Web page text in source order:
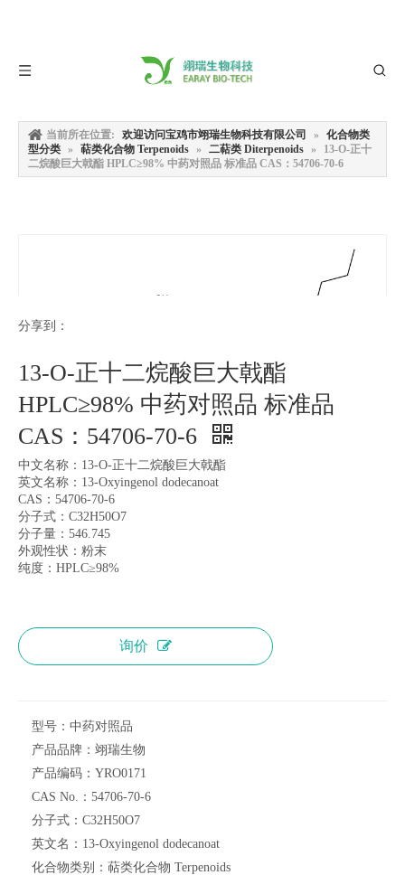
当前所在位置: 欢迎访问宝鸡市翊瑞生物科技有限公司 »
化合物类
型分类 » 萜类化合物 Terpenoids » 二萜类 Diterpenoids »
13-O-正十
二烷酸巨大戟酯 HPLC≥98% 中药对照品 标准品 CAS：54706-70-6
分享到：
13-O-正十二烷酸巨大戟酯
HPLC≥98% 中药对照品 标准品
CAS：54706-70-6
中文名称：13-O-正十二烷酸巨大戟酯
英文名称：13-Oxyingenol dodecanoat
CAS：54706-70-6
分子式：C32H50O7
分子量：546.745
外观性状：粉末
纯度：HPLC≥98%
询价
型号： 中药对照品
产品品牌： 翊瑞生物
产品编码： YRO0171
CAS No.： 54706-70-6
分子式： C32H50O7
英文名： 13-Oxyingenol dodecanoat
化合物类别： 萜类化合物 Terpenoids